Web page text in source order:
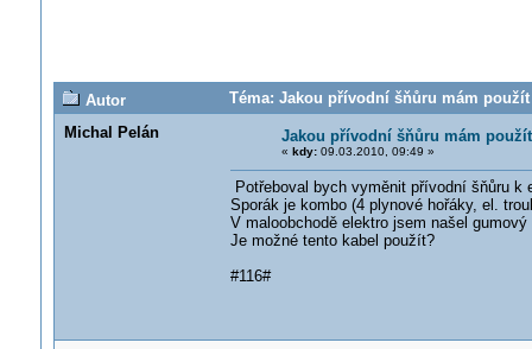
Autor
Téma: Jakou přívodní šňůru mám
Michal Pelán
Jakou přívodní šňůru mám
« kdy:09.03.2010, 09:49 »
Potřeboval bych vyměnit přívodní šňůru
Sporák je kombo (4 plynové hořáky, el.
V maloobchodě elektro jsem našel
Je možné tento kabel použít?
#116#